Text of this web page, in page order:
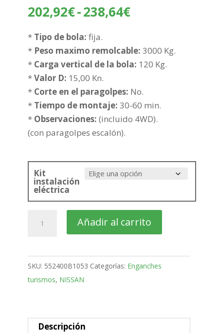
202,92€-238,64€Rango
desde
202,92€
238,64€
* Tipo de bola: fija.
* Peso maximo remolcable: 3000 Kg.
* Carga vertical de la bola: 120 Kg.
*Valor D: 15,00 Kn.
* Corte en el paragolpes: No.
* Tiempo de montaje: 30-60 min.
* Observaciones: (incluido 4WD).
(con paragolpes escalón).
Kit
instalación
eléctrica
Navara
up
Bola
fija
2015
Añadir al carrito
SKU: 552400B1053 Categorías: Enganches
turismos, NISSAN
Descripción